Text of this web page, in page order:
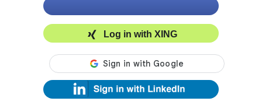
Log in with XING